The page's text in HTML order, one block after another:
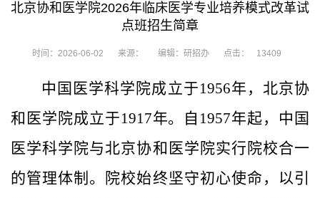
北京协和医学院2026年临床医学专业培养模式改革试
点班招生简章
时间：2026-06-02 来源： 编辑：研招办 点击： 13409
中国医学科学院成立于1956年，北京协
和医学院成立于1917年。自 1957年起，中国
医学科学院与北京协和医学院实行院校合一
的管理体制。院校始终坚守初心使命，以引